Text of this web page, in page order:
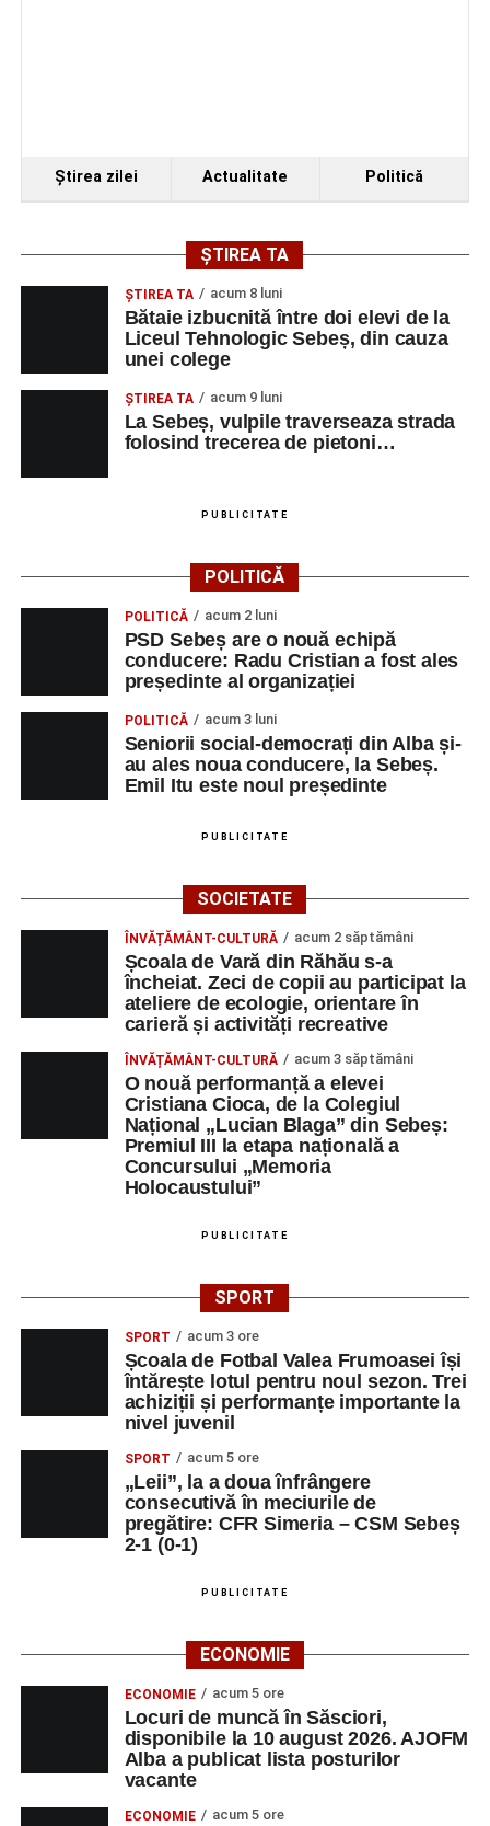
Ştirea zilei Actualitate Politică
ȘTIREA TA
ŞTIREA TA acum 8 luni
Bătaie izbucnită între doi elevi de la
Liceul Tehnologic Sebeș, din cauza
unei colege
ŞTIREA TA acum 9 luni
La Sebeș, vulpile traverseaza strada
folosind trecerea de pietoni…
PUBLICITATE
POLITICĂ
POLITICĂ acum 2 luni
PSD Sebeș are o nouă echipă
conducere: Radu Cristian a fost ales
președinte al organizației
POLITICĂ acum 3 luni
Seniorii social-democrați din Alba și-
au ales noua conducere, la Sebeș.
Emil Itu este noul președinte
PUBLICITATE
SOCIETATE
ÎNVĂȚĂMÂNT-CULTURĂ acum 2 săptămâni
Școala de Vară din Răhău s-a
încheiat. Zeci de copii au participat la
ateliere de ecologie, orientare în
carieră și activități recreative
ÎNVĂȚĂMÂNT-CULTURĂ acum 3 săptămâni
O nouă performanță a elevei
Cristiana Cioca, de la Colegiul
Național „Lucian Blaga” din Sebeș:
Premiul III la etapa națională a
Concursului „Memoria
Holocaustului”
PUBLICITATE
SPORT
SPORT acum 3 ore
Școala de Fotbal Valea Frumoasei își
întărește lotul pentru noul sezon. Trei
achiziții și performanțe importante la
nivel juvenil
SPORT acum 5 ore
„Leii”, la a doua înfrângere
consecutivă în meciurile de
pregătire: CFR Simeria – CSM Sebeș
2-1 (0-1)
PUBLICITATE
ECONOMIE
ECONOMIE acum 5 ore
Locuri de muncă în Săsciori,
disponibile la 10 august 2026. AJOFM
Alba a publicat lista posturilor
vacante
ECONOMIE acum 5 ore